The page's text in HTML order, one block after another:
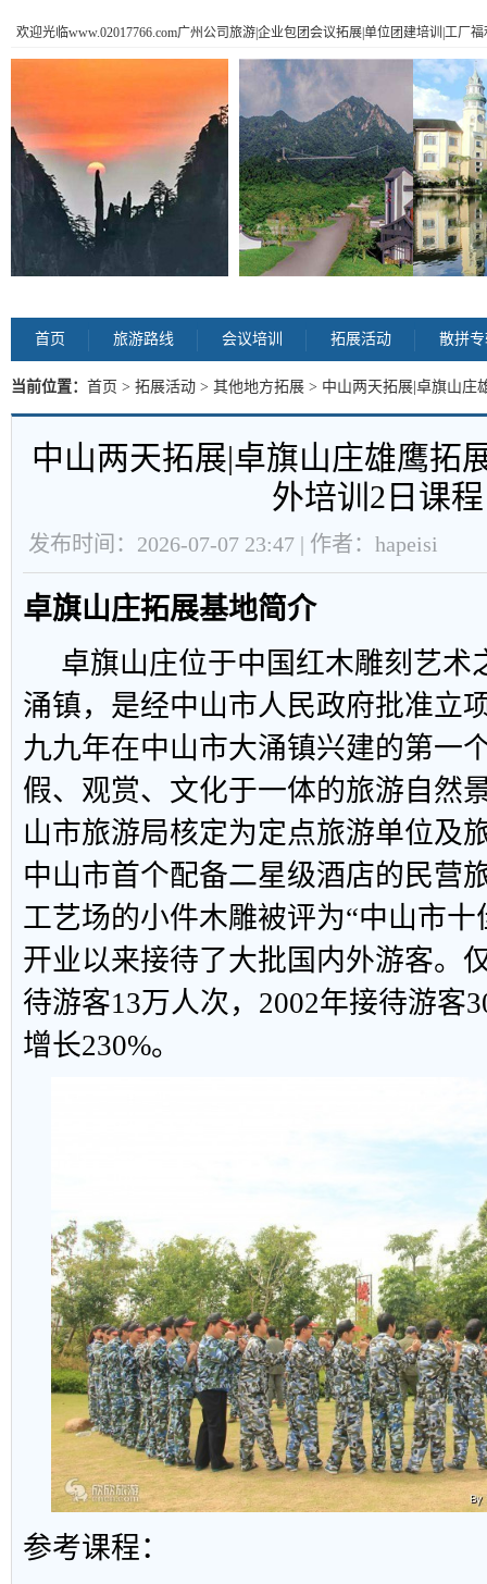
欢迎光临www.02017766.com广州公司旅游|企业包团会议拓展|单位团建培训|工厂
首页 旅游路线 会议培训 拓展活动 散拼
当前位置： 首页 > 拓展活动 > 其他地方拓展 > 中山两天拓展|卓旗山庄
内容
中山两天拓展|卓旗山庄雄鹰拓
外培训2日课程
发布时间：2026-07-07 23:47 | 作者：hapeisi
卓旗山庄拓展基地简介
卓旗山庄位于中国红木雕刻艺
涌镇，是经中山市人民政府批准立
九九年在中山市大涌镇兴建的第一
假、观赏、文化于一体的旅游自然
山市旅游局核定为定点旅游单位及
中山市首个配备二星级酒店的民营
工艺场的小件木雕被评为“中山市
开业以来接待了大批国内外游客。
待游客13万人次，2002年接待游客
增长230%。
参考课程：